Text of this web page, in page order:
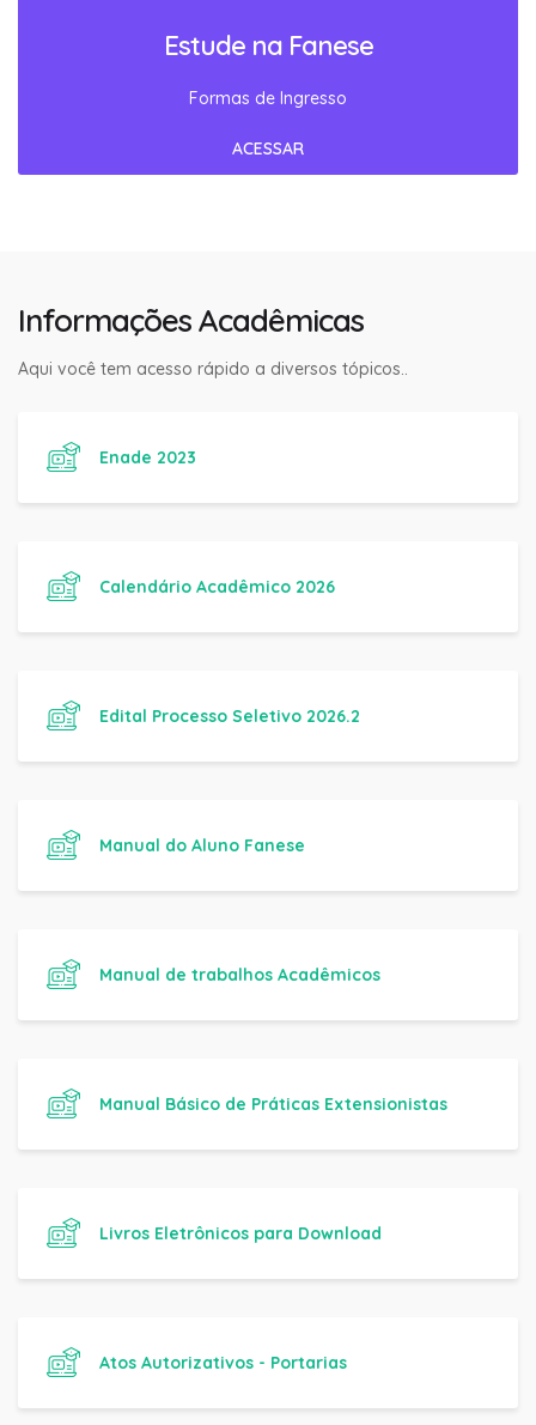
Estude na Fanese
Formas de Ingresso
ACESSAR
Informações Acadêmicas
Aqui você tem acesso rápido a diversos tópicos..
Enade 2023
Calendário Acadêmico 2026
Edital Processo Seletivo 2026.2
Manual do Aluno Fanese
Manual de trabalhos Acadêmicos
Manual Básico de Práticas Extensionistas
Livros Eletrônicos para Download
Atos Autorizativos - Portarias